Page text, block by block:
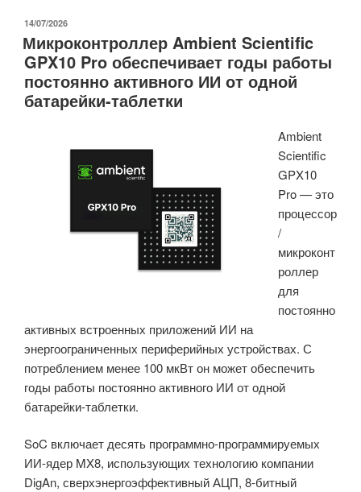
умных
дверных
замков
Aliro
ESP32-
или
ESP32-
ОПУБЛИКОВАНО
14/07/2026
Микроконтроллер Ambient Scientific
GPX10 Pro обеспечивает годы работы
постоянно активного ИИ от одной
батарейки-таблетки
Ambient
Scientific
GPX10
Pro — это
процессор
/
микроконт
роллер
для
постоянно
активных встроенных приложений ИИ на
энергоограниченных периферийных устройствах. С
потреблением менее 100 мкВт он может обеспечить
годы работы постоянно активного ИИ от одной
батарейки-таблетки.
SoC включает десять программно-программируемых
ИИ-ядер MX8, использующих технологию компании
DigAn, сверхэнергоэффективный АЦП, 8-битный